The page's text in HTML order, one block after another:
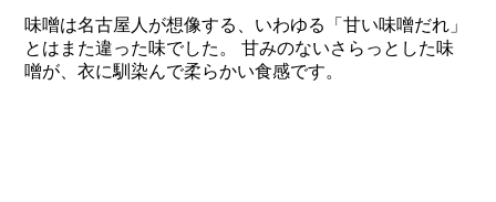
味噌は名古屋人が想像する、いわゆる「甘い味噌だれ」
とはまた違った味でした。 甘みのないさらっとした味
噌が、衣に馴染んで柔らかい食感です。